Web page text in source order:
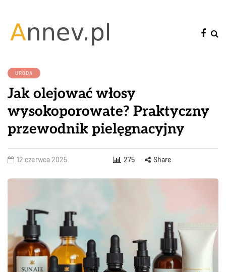
URODA
Jak olejować włosy
wysokoporowate? Praktyczny
przewodnik pielęgnacyjny
12 czerwca 2025 275 Share